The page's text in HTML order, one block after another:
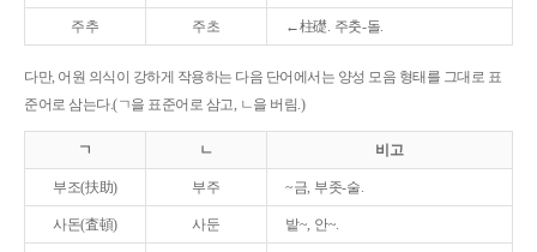
주추 주초 ←柱礎. 주춧-돌.
다만, 어원 의식이 강하게 작용하는 다음 단어에서는 양성 모음 형태를 그대로 표
준어로 삼는다.(ㄱ을 표준어로 삼고, ㄴ을 버림.)
ㄱ ㄴ 비고
부조(扶助) 부주 ~금, 부좃-술.
사돈(査頓) 사둔 밭~, 안~.